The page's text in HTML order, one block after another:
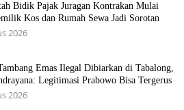
Bidik Pajak Juragan Kontrakan Mulai
Kos dan Rumah Sewa Jadi Sorotan
2026
Emas Ilegal Dibiarkan di Tabalong,
Legitimasi Prabowo Bisa Tergerus
2026